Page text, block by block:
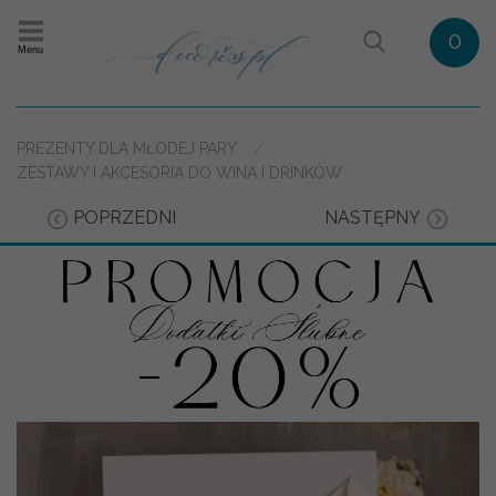
Menu 0
PREZENTY DLA MŁODEJ PARY
ZESTAWY I AKCESORIA DO WINA I DRINKÓW
POPRZEDNI NASTĘPNY